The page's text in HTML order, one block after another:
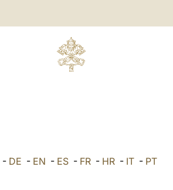
DE - EN - ES- FR- HR- IT- PT